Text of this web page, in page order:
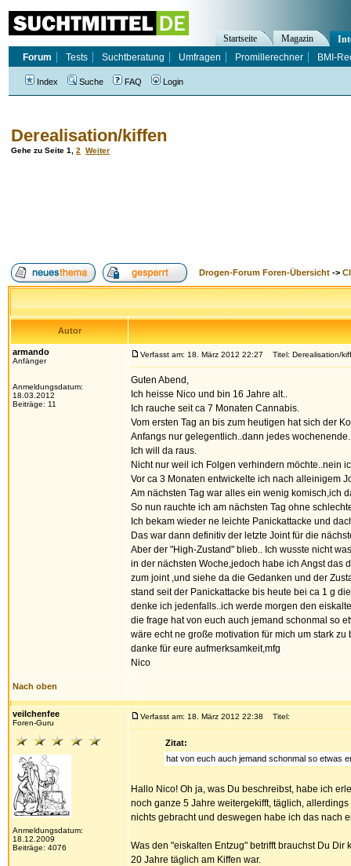
Derealisation/kiffen
Gehe zu Seite 1 2 Weiter
Drogen-Forum Foren-Übersicht ->
Autor
armando
Anfänger
Anmeldungsdatum:
18.03.2012
Beiträge: 11
Verfasst am: 18. März 2012 22:27 Titel: Derealisation/
Guten Abend,
Ich heisse Nico und bin 16 Jahre alt..
Ich rauche seit ca 7 Monaten Cannabis.
Vom ersten Tag an bis zum heutigen hat sich der
Anfangs nur gelegentlich..dann jedes
Ich will da raus.
Nicht nur weil ich Folgen verhindern möchte..nein
Vor ca 3 Monaten entwickelte ich nach alleinigem
Am nächsten Tag war alles ein wenig komisch,ich
So nun rauchte ich am nächsten Tag ohne
Ich bekam wieder ne leichte Panickattacke und
Das war dann definitiv der letzte Joint für die
Aber der "High-Zustand" blieb.. Ich wusste nicht
in der nächsten Woche,jedoch habe ich Angst das
zum joint ,und siehe da die Gedanken und der
stand seit der Panickattacke bis heute bei ca 1 g
denke ich jedenfalls..ich werde morgen den
die frage hat von euch auch jemand schonmal so
wäre echt ne große motivation für mich um stark
danke für eure aufmerksamkeit,mfg
Nico
Nach oben
veilchenfee
Foren-Guru
Anmeldungsdatum:
18.12.2009
Beiträge: 4076
Verfasst am: 18. März 2012 22:38 Titel:
Zitat:
hat von euch auch jemand schonmal so etwas
Hallo Nico! Oh ja, was Du beschreibst, habe ich
noch ganze 5 Jahre weitergekifft, täglich,
nichts gebracht und deswegen habe ich das nach
Was den "eiskalten Entzug" betrifft brauchst Du
20 Jahre täglich am Kiffen war.
Startseite Magazin
Forum
Tests Suchtberatung Umfragen Promillerechner BMI-
Index Suche FAQ Login